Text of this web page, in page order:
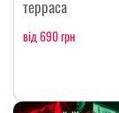
терраса
від 690 грн